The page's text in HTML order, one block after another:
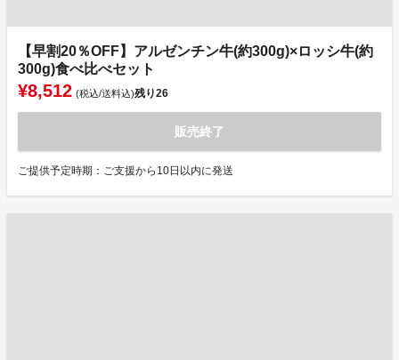
【早割20％OFF】アルゼンチン牛(約300g)×ロッシ牛(約
300g)食べ比べセット
¥8,512 (税込/送料込)残り26
販売終了
ご提供予定時期：ご支援から10日以内に発送